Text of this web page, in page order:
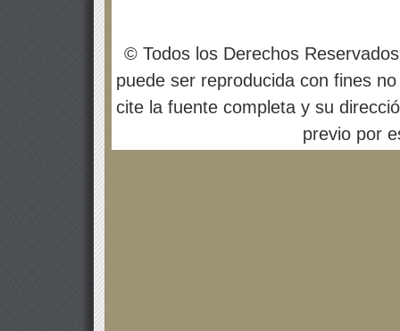
© Todos los Derechos
puede ser reproducida con fines
cite la fuente completa y su
previo por